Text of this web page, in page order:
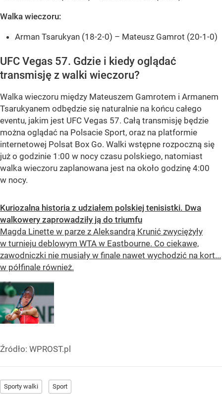
Walka wieczoru:
Arman Tsarukyan (18-2-0) – Mateusz Gamrot (20-1-0)
UFC Vegas 57. Gdzie i kiedy oglądać
transmisję z walki wieczoru?
Walka wieczoru między Mateuszem Gamrotem i Armanem
Tsarukyanem odbędzie się naturalnie na końcu całego
eventu, jakim jest UFC Vegas 57. Całą transmisję będzie
można oglądać na Polsacie Sport, oraz na platformie
internetowej Polsat Box Go. Walki wstępne rozpoczną się
już o godzinie 1:00 w nocy czasu polskiego, natomiast
walka wieczoru zaplanowana jest na około godzinę 4:00
w nocy.
Kuriozalna historia z udziałem polskiej tenisistki. Dwa
walkowery zaprowadziły ją do triumfu
Magda Linette w parze z Aleksandrą Krunić zwyciężyły
w turnieju deblowym WTA w Eastbourne. Co ciekawe,
zawodniczki nie musiały w finale nawet wychodzić na kort...
w półfinale również.
Źródło: WPROST.pl
Sporty walki Sport